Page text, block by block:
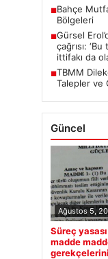
■Bahçe
Bölgeleri
■Gürsel
çağrısı:
ittifakı da
■TBMM
Talepler ve
Güncel
Ağustos 5,
Süreç
madde